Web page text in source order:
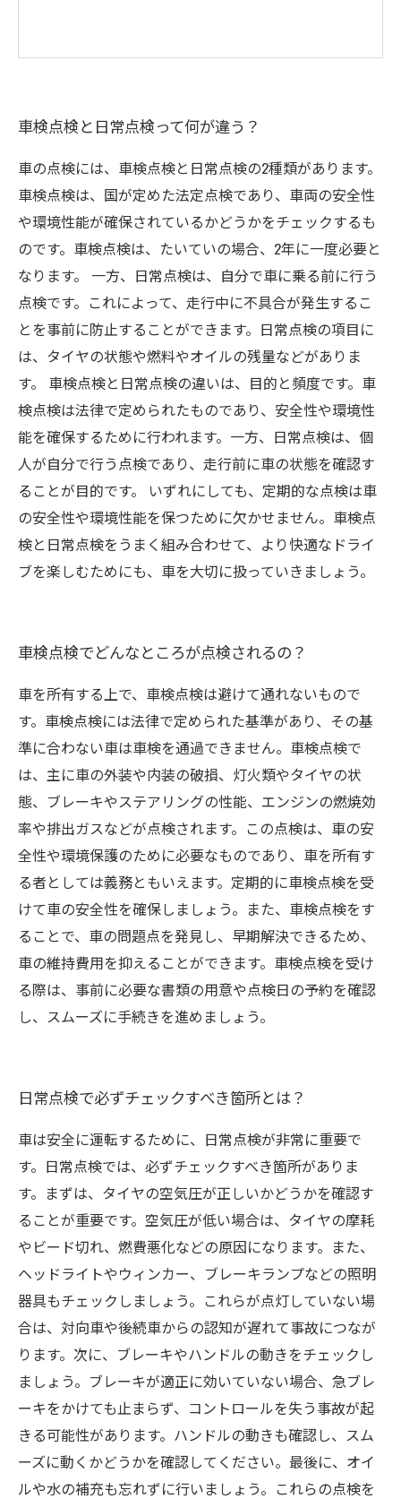
車検点検と日常点検って何が違う？
車の点検には、車検点検と日常点検の2種類があります。
車検点検は、国が定めた法定点検であり、車両の安全性
や環境性能が確保されているかどうかをチェックするも
のです。車検点検は、たいていの場合、2年に一度必要と
なります。 一方、日常点検は、自分で車に乗る前に行う
点検です。これによって、走行中に不具合が発生するこ
とを事前に防止することができます。日常点検の項目に
は、タイヤの状態や燃料やオイルの残量などがありま
す。 車検点検と日常点検の違いは、目的と頻度です。車
検点検は法律で定められたものであり、安全性や環境性
能を確保するために行われます。一方、日常点検は、個
人が自分で行う点検であり、走行前に車の状態を確認す
ることが目的です。 いずれにしても、定期的な点検は車
の安全性や環境性能を保つために欠かせません。車検点
検と日常点検をうまく組み合わせて、より快適なドライ
ブを楽しむためにも、車を大切に扱っていきましょう。
車検点検でどんなところが点検されるの？
車を所有する上で、車検点検は避けて通れないもので
す。車検点検には法律で定められた基準があり、その基
準に合わない車は車検を通過できません。車検点検で
は、主に車の外装や内装の破損、灯火類やタイヤの状
態、ブレーキやステアリングの性能、エンジンの燃焼効
率や排出ガスなどが点検されます。この点検は、車の安
全性や環境保護のために必要なものであり、車を所有す
る者としては義務ともいえます。定期的に車検点検を受
けて車の安全性を確保しましょう。また、車検点検をす
ることで、車の問題点を発見し、早期解決できるため、
車の維持費用を抑えることができます。車検点検を受け
る際は、事前に必要な書類の用意や点検日の予約を確認
し、スムーズに手続きを進めましょう。
日常点検で必ずチェックすべき箇所とは？
車は安全に運転するために、日常点検が非常に重要で
す。日常点検では、必ずチェックすべき箇所がありま
す。まずは、タイヤの空気圧が正しいかどうかを確認す
ることが重要です。空気圧が低い場合は、タイヤの摩耗
やビード切れ、燃費悪化などの原因になります。また、
ヘッドライトやウィンカー、ブレーキランプなどの照明
器具もチェックしましょう。これらが点灯していない場
合は、対向車や後続車からの認知が遅れて事故につなが
ります。次に、ブレーキやハンドルの動きをチェックし
ましょう。ブレーキが適正に効いていない場合、急ブレ
ーキをかけても止まらず、コントロールを失う事故が起
きる可能性があります。ハンドルの動きも確認し、スム
ーズに動くかどうかを確認してください。最後に、オイ
ルや水の補充も忘れずに行いましょう。これらの点検を